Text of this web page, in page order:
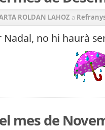
ROLDAN LAHOZ a
Nadal, no hi haurà
mes de